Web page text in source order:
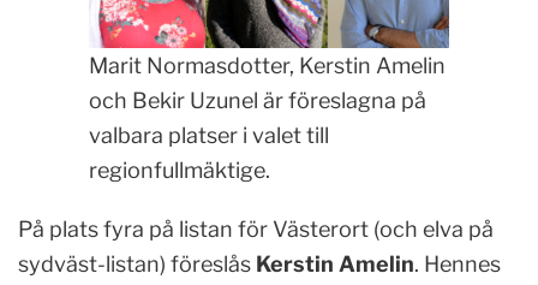
Marit Normasdotter, Kerstin Amelin
och Bekir Uzunel är föreslagna på
valbara platser i valet till
regionfullmäktige.
På plats fyra på listan för Västerort (och elva på
sydväst-listan) föreslås Kerstin Amelin. Hennes